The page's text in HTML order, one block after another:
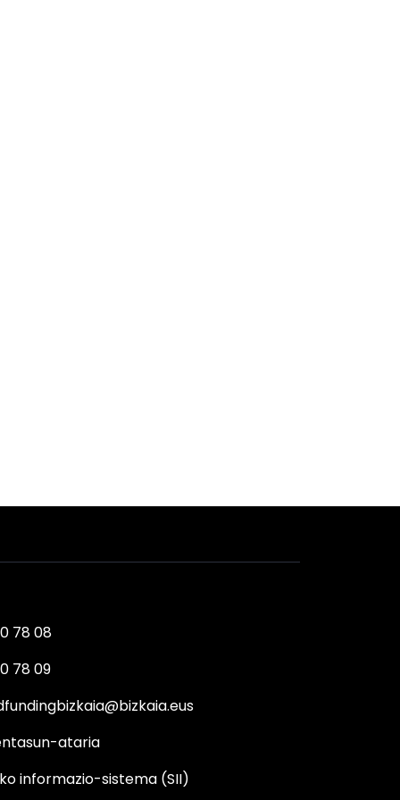
78 08
78 09
ataria
informazio-sistema (SII)